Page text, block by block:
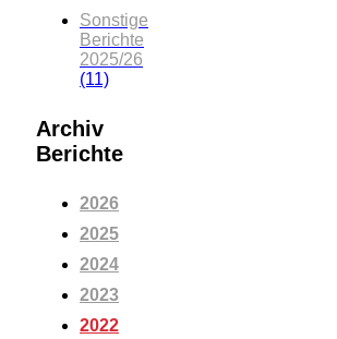
Sonstige
Berichte
2025/26
(11)
Archiv
Berichte
2026
2025
2024
2023
2022